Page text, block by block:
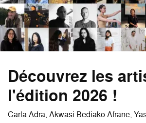
Découvrez les
l'édition 2026 !
Carla Adra, Akwasi Bediako Afrane,